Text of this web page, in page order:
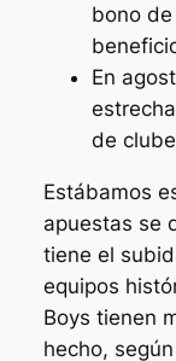
bono
En
de
Estábamos
apuestas se
tiene el
equipos
Boys tienen
hecho,